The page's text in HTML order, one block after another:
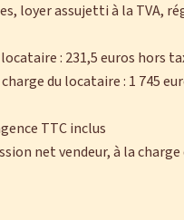
loyer assujetti à la
: 231,5 euros hors
du locataire : 1 745
TTC inclus
net vendeur, à la